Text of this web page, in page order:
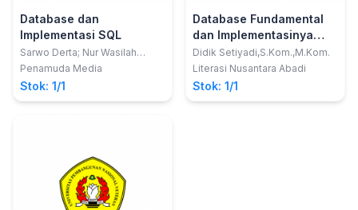
Database dan
Implementasi SQL
Sarwo Derta; Nur Wasilah
Agustina Mtd; Wira Afriyani
Penamuda Media
Stok: 1/1
Database Fundamental
dan Implementasinya
dengan MySQL
Didik Setiyadi,S.Kom.,M.Kom.
Literasi Nusantara Abadi
Stok: 1/1